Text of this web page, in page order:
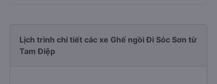
Lịch trình chi tiết các xe Ghế ngồi Đi Sóc Sơn từ
Tam Điệp